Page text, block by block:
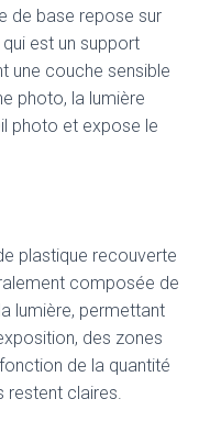
de base repose sur
qui est un support
une couche sensible
photo, la lumière
photo et expose le
plastique recouverte
composée de
lumière, permettant
des zones
de la quantité
restent claires.